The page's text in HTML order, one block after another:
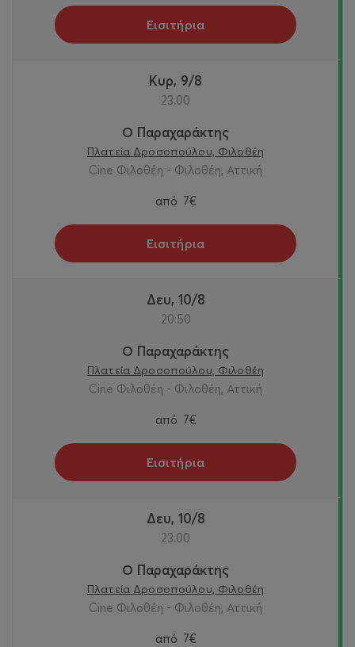
Εισιτήρια
Κυρ, 9/8
23:00
Ο Παραχαράκτης
Πλατεία Δροσοπούλου, Φιλοθέη
Cine Φιλοθέη - Φιλοθέη, Αττική
από 7€
Εισιτήρια
Δευ, 10/8
20:50
Ο Παραχαράκτης
Πλατεία Δροσοπούλου, Φιλοθέη
Cine Φιλοθέη - Φιλοθέη, Αττική
από 7€
Εισιτήρια
Δευ, 10/8
23:00
Ο Παραχαράκτης
Πλατεία Δροσοπούλου, Φιλοθέη
Cine Φιλοθέη - Φιλοθέη, Αττική
από 7€